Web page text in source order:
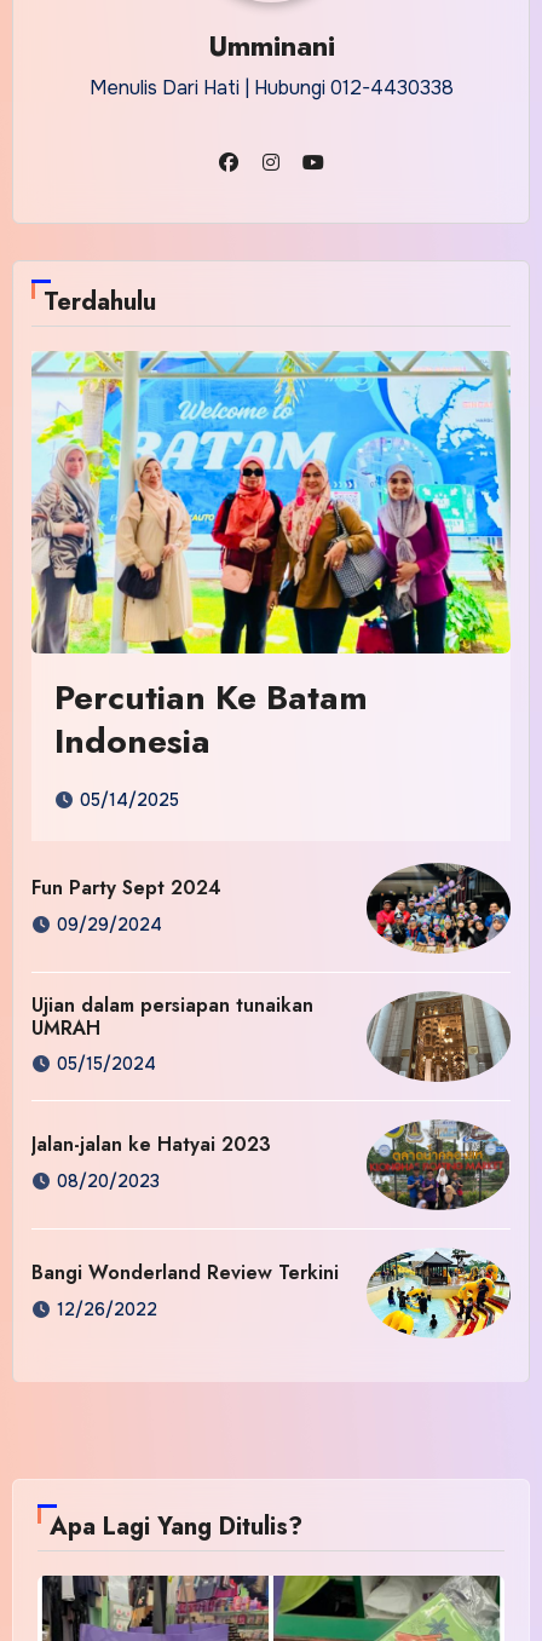
Umminani
Menulis Dari Hati | Hubungi 012-4430338
Terdahulu
Percutian Ke Batam
Indonesia
05/14/2025
Fun Party Sept 2024
09/29/2024
Ujian dalam persiapan tunaikan
UMRAH
05/15/2024
Jalan-jalan ke Hatyai 2023
08/20/2023
Bangi Wonderland Review Terkini
12/26/2022
Apa Lagi Yang Ditulis?